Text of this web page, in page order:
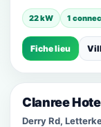
22 kW 1
Fiche lieu
Clanree
Derry Rd,